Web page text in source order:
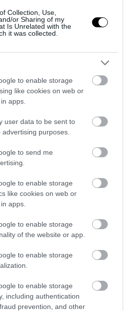
Collection, Use,
or Sharing of my
Is Unrelated with the
it was collected.
to enable storage
like cookies on web or
apps.
user data to be sent to
purposes.
to send me
to enable storage
like cookies on web or
apps.
to enable storage
of the website or app.
to enable storage
to enable storage
including authentication
prevention, and other
σε εφαρμογή νέα οδηγία:
στις ΗΠΑ θα δείχνει τα social
– Τίποτα κρυφό»
οι ηθοποιοί «φρενάρουν» τον
στύση κατά τη διάρκεια
σκηνών
ΑΣΦΑΛΕΙΑ 23:44
συνοδεία αστυνομικών
ΑΣΦΑΛΕΙΑ
για τους αστυνομικούς που
υπόθεση της 75χρονης στα
Χανιά
ΑΣΦΑΛΕΙΑ 23:32
μεραρχίας αναλαμβάνει
κατά της Συρίας είναι
απειλούν εμάς»
23:30
ότι είδαν τον Παράδεισο